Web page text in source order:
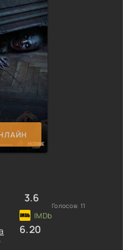
3.6
Голосов: 11
6.20